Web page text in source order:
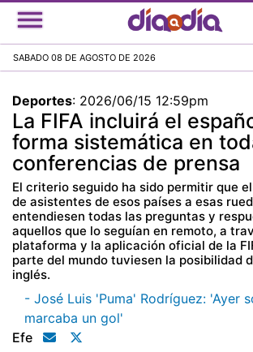
Pasar
al
principal
SABADO 08 DE AGOSTO DE 2026
Deportes: 2026/06/15 12:59pm
La FIFA incluirá el
forma sistemática en
conferencias de prensa
El criterio seguido ha sido permitir que
de asistentes de esos países a esas
entendiesen todas las preguntas y
aquellos que lo seguían en remoto, a
plataforma y la aplicación oficial de la
parte del mundo tuviesen la posibilidad
inglés.
- José Luis 'Puma' Rodríguez: 'Ayer
marcaba un gol'
Efe